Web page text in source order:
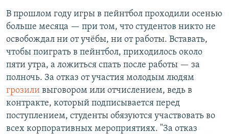
В прошлом году игры в пейнтбол проходили осенью
больше месяца — при том, что студентов никто не
освобождал ни от учёбы, ни от работы. Вставать,
чтобы поиграть в пейнтбол, приходилось около
пяти утра, а ложиться спать после работы — за
полночь. За отказ от участия молодым людям
грозили выговором или отчислением, ведь в
контракте, который подписывается перед
поступлением, студенты обязуются участвовать во
всех корпоративных мероприятиях. "За отказ